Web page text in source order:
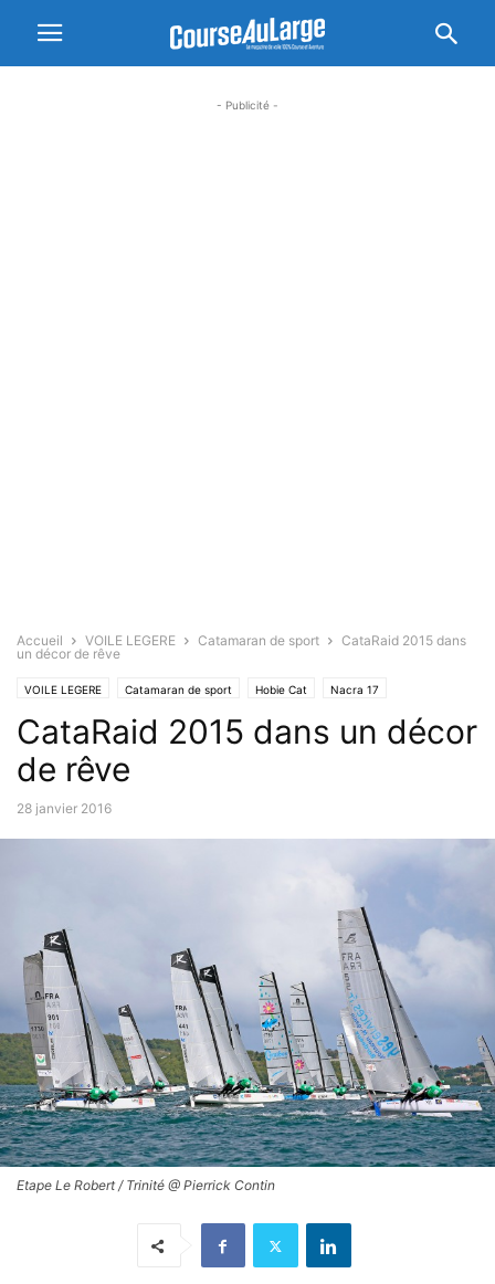
- Publicité -
Accueil VOILE LEGERE Catamaran de sport
CataRaid 2015 dans
un décor de rêve
VOILE LEGERE Catamaran de sport Hobie Cat Nacra 17
CataRaid 2015 dans un décor
de rêve
28 janvier 2016
Etape Le Robert / Trinité @ Pierrick Contin